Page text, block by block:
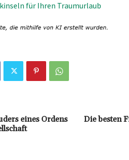
für Ihren Traumurlaub
eines Ordens
Die besten